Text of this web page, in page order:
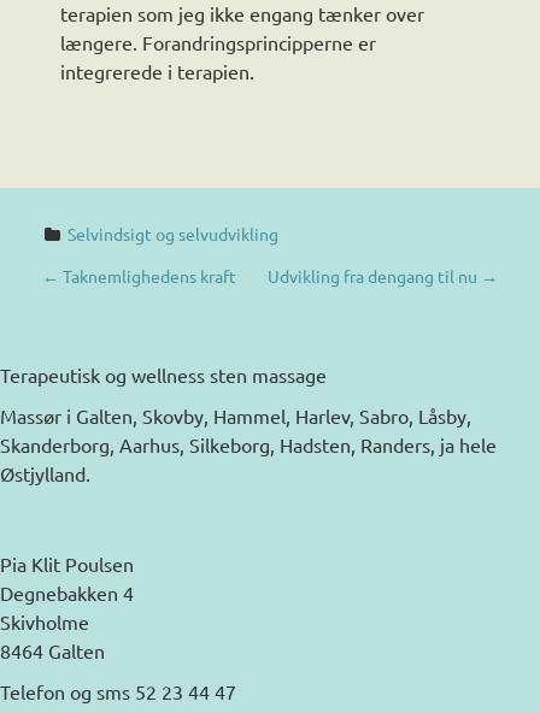
terapien som jeg ikke engang tænker over
længere. Forandringsprincipperne er
integrerede i terapien.
Selvindsigt og selvudvikling
P
S
T
N
V
I
G
A
← Taknemlighedens kraft Udvikling fra dengang til nu →
Terapeutisk og wellness sten massage
Massør i Galten, Skovby, Hammel, Harlev, Sabro, Låsby,
Skanderborg, Aarhus, Silkeborg, Hadsten, Randers, ja hele
Østjylland.
Pia Klit Poulsen
Degnebakken 4
Skivholme
8464 Galten
Telefon og sms 52 23 44 47